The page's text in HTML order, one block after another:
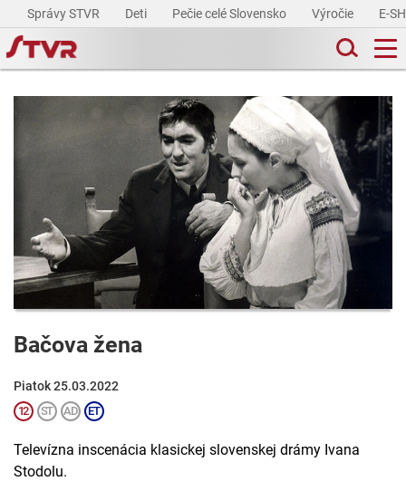
Správy STVR Deti Pečie celé Slovensko Výročie E-
Bačova žena
Piatok 25.03.2022
Televízna inscenácia klasickej slovenskej drámy Ivana
Stodolu.